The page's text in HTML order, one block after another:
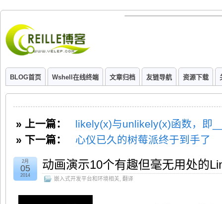
BLOG首页 Wshell在线终端 文章归档 友链导航 资源下载
» 上一篇：
likely(x)与unlikely(x)函数，即
» 下一篇：
心仪已久的树莓派终于到手了
动画演示10个有趣但毫无用处的
嵌入式开发平台和环境相关 翻译
2月
05
2014